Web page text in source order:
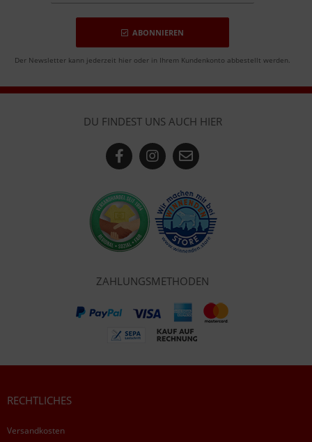
ABONNIEREN
Der Newsletter kann jederzeit hier oder in Ihrem Kundenkonto abbestellt werden.
DU FINDEST UNS AUCH HIER
ZAHLUNGSMETHODEN
RECHTLICHES
Versandkosten